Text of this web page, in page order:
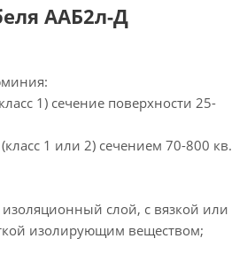
ААБ2л-Д
1) сечение поверхности 25-
1 или 2) сечением 70-800 кв.
слой, с вязкой или
изолирующим веществом;